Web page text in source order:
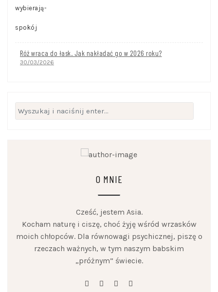
Róż wraca do łask. Jak nakładać go w 2026 roku?
30/03/2026
Szukaj:
O MNIE
Cześć, jestem Asia.
Kocham naturę i ciszę, choć żyję wśród wrzasków
moich chłopców. Dla równowagi psychicznej, piszę o
rzeczach ważnych, w tym naszym babskim
„próżnym” świecie.